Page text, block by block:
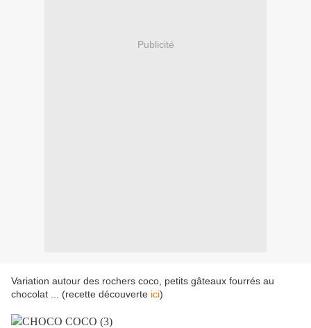
Publicité
Variation autour des rochers coco, petits gâteaux fourrés au
chocolat ... (recette découverte ici)